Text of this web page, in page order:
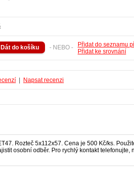
- NEBO -
Přidat do seznamu
Přidat ke srovnání
Napsat recenzi
Rozteč 5x112x57. Cena je 500 Kč/ks.
osobní odběr. Pro rychlý kontakt